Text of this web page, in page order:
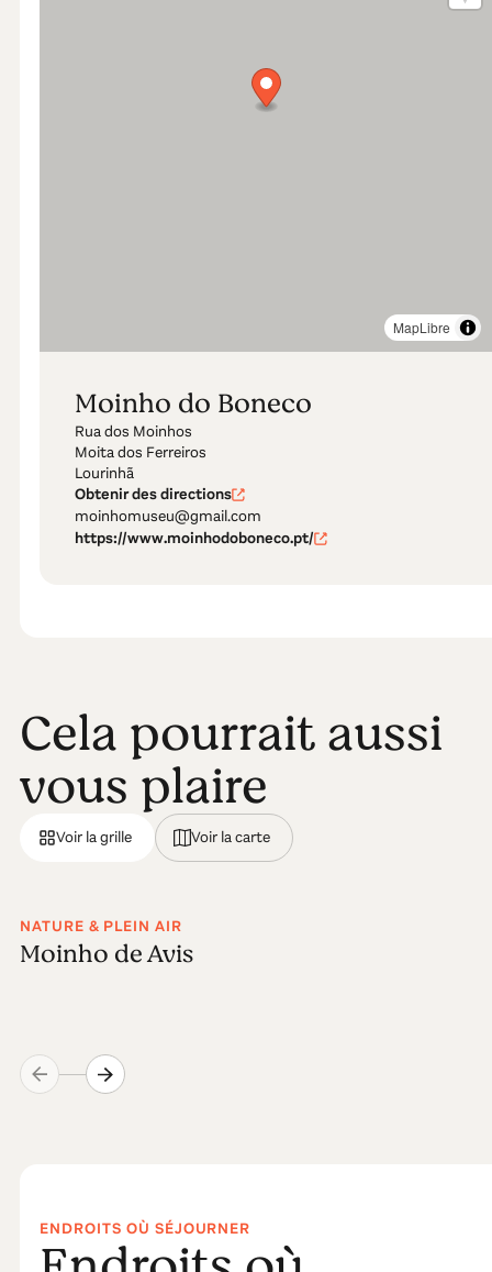
Moinho do Boneco
Rua dos Moinhos
Moita dos Ferreiros
Lourinhã
Obtenir des directions
moinhomuseu@gmail.com
https://www.moinhodoboneco.pt/
MapLibre
Cela pourrait aussi
vous plaire
Voir la grille Voir la carte
NATURE & PLEIN AIR
Moinho de Avis
ENDROITS OÙ SÉJOURNER